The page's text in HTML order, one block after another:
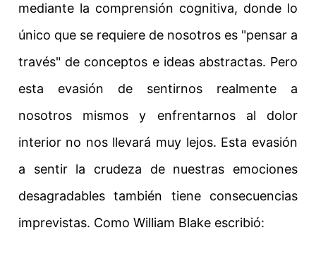
mediante la comprensión cognitiva, donde lo
único que se requiere de nosotros es "pensar a
través" de conceptos e ideas abstractas. Pero
esta evasión de sentirnos realmente a
nosotros mismos y enfrentarnos al dolor
interior no nos llevará muy lejos. Esta evasión
a sentir la crudeza de nuestras emociones
desagradables también tiene consecuencias
imprevistas. Como William Blake escribió: